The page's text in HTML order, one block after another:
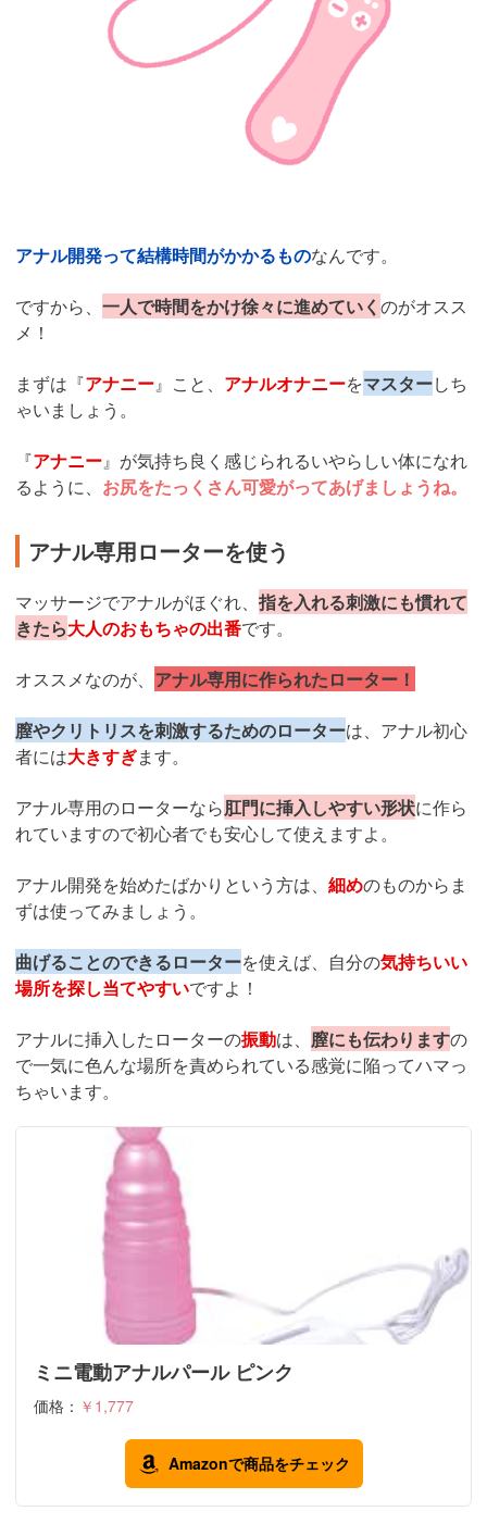
アナル開発って結構時間がかかるものなんです。
ですから、 一人で時間をかけ徐々に進めていく のがオスス
メ！
まずは『アナニー』こと、 アナルオナニーをマスターしち
ゃいましょう。
『アナニー』が気持ち良く感じられるいやらしい体になれ
るように、 お尻をたっくさん可愛がってあげましょうね。
アナル専用ローターを使う
マッサージでアナルがほぐれ、 指を入れる刺激にも慣れて
きたら大人のおもちゃの出番です。
オススメなのが、 アナル専用に作られたローター！
膣やクリトリスを刺激するためのローターは、アナル初心
者には大きすぎます。
アナル専用のローターなら肛門に挿入しやすい形状に作ら
れていますので初心者でも安心して使えますよ。
アナル開発を始めたばかりという方は、 細めのものからま
ずは使ってみましょう。
曲げることのできるローターを使えば、自分の気持ちいい
場所を探し当てやすいですよ！
アナルに挿入したローターの振動は、 膣にも伝わりますの
で一気に色んな場所を責められている感覚に陥ってハマっ
ちゃいます。
ミニ電動アナルパール ピンク
価格： ￥1,777
Amazonで商品をチェック